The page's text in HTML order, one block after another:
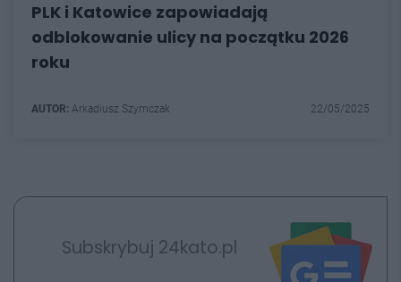
PLK i Katowice zapowiadają
odblokowanie ulicy na początku 2026
roku
AUTOR: Arkadiusz Szymczak 22/05/2025
Subskrybuj 24kato.pl